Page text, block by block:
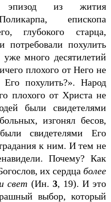
эпизод из жития
епископа
глубокого старца,
похулить
много десятилетий
плохого от Него не
похулить?». Народ
плохого от Христа не
были свидетелями
изгонял бесов,
свидетелями Его
к ним. И тем не
Почему? Как
их сердца более
свет (Ин. 3, 19). И это
выбор, который